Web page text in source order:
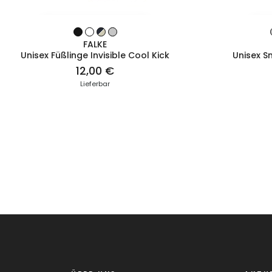
ZUM PRODUKT
FALKE
Unisex Füßlinge Invisible Cool Kick
12,00 €
Lieferbar
Unisex